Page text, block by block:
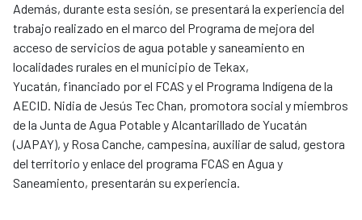
Además, durante esta sesión, se presentará la experiencia del
trabajo realizado en el marco del Programa de mejora del
acceso de servicios de agua potable y saneamiento en
localidades rurales en el municipio de Tekax,
Yucatán, financiado por el FCAS y el Programa Indígena de la
AECID. Nidia de Jesús Tec Chan, promotora social y miembros
de la Junta de Agua Potable y Alcantarillado de Yucatán
(JAPAY), y Rosa Canche, campesina, auxiliar de salud, gestora
del territorio y enlace del programa FCAS en Agua y
Saneamiento, presentarán su experiencia.